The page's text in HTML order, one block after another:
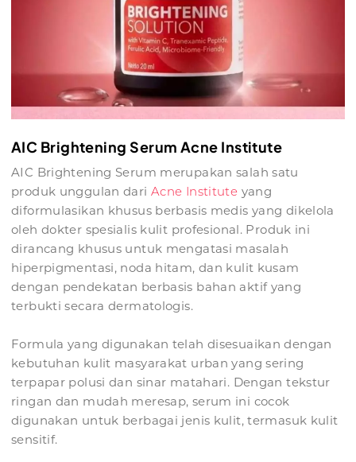
AIC Brightening Serum Acne Institute
AIC Brightening Serum merupakan salah satu
produk unggulan dari Acne Institute yang
diformulasikan khusus berbasis medis yang dikelola
oleh dokter spesialis kulit profesional. Produk ini
dirancang khusus untuk mengatasi masalah
hiperpigmentasi, noda hitam, dan kulit kusam
dengan pendekatan berbasis bahan aktif yang
terbukti secara dermatologis.
Formula yang digunakan telah disesuaikan dengan
kebutuhan kulit masyarakat urban yang sering
terpapar polusi dan sinar matahari. Dengan tekstur
ringan dan mudah meresap, serum ini cocok
digunakan untuk berbagai jenis kulit, termasuk kulit
sensitif.